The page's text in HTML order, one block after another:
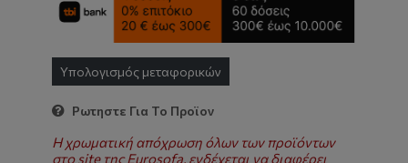
Υπολογισμός μεταφορικών
Ρωτηστε Για Το Προϊον
Η χρωματική απόχρωση όλων των προϊόντων
στο site της Eurosofa, ενδέχεται να διαφέρει